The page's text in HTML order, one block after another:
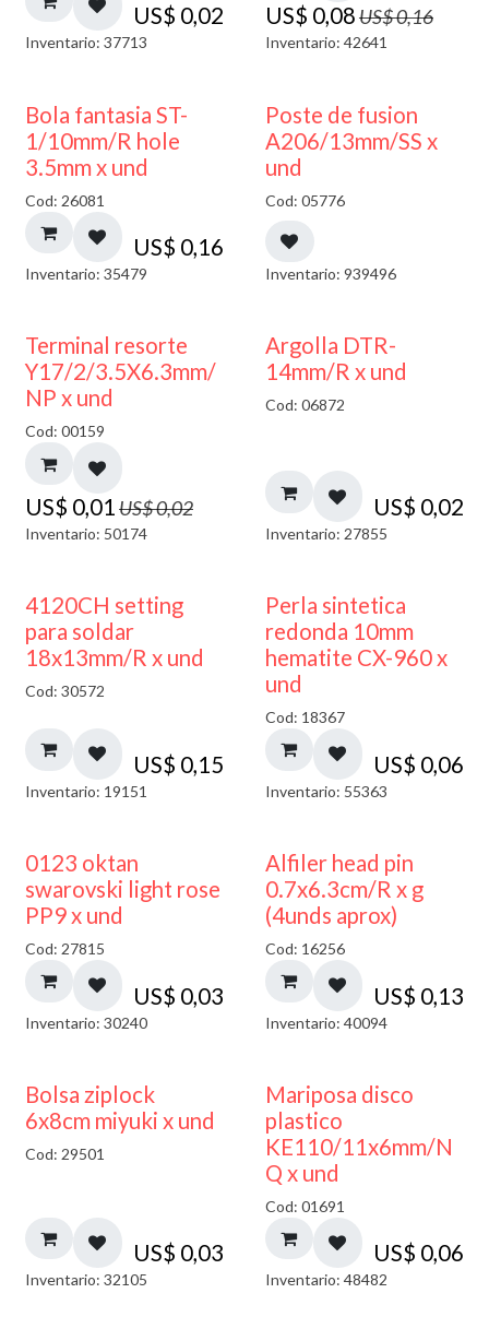
US$ 0,02
Inventario: 37713
US$ 0,08US$0,16
Inventario: 42641
Bola fantasia ST-
1/10mm/R hole
3.5mm x und
Cod: 26081
US$ 0,16
Inventario: 35479
Poste de fusion
A206/13mm/SS x
und
Cod: 05776
Inventario: 939496
50% DESCUENTO
Terminal resorte
Y17/2/3.5X6.3mm/
NP x und
Cod: 00159
US$ 0,01 US$0,02
Inventario: 50174
Argolla DTR-
14mm/R x und
Cod: 06872
US$ 0,02
Inventario: 27855
4120CH setting
para soldar
18x13mm/R x und
Cod: 30572
US$ 0,15
Inventario: 19151
Perla sintetica
redonda 10mm
hematite CX-960 x
und
Cod: 18367
US$ 0,06
Inventario: 55363
0123 oktan
swarovski light rose
PP9 x und
Cod: 27815
US$ 0,03
Inventario: 30240
Alfiler head pin
0.7x6.3cm/R x g
(4unds aprox)
Cod: 16256
US$ 0,13
Inventario: 40094
¡NUEVO!
Bolsa ziplock
6x8cm miyuki x und
Cod: 29501
US$ 0,03
Inventario: 32105
Mariposa disco
plastico
KE110/11x6mm/N
Q x und
Cod: 01691
US$ 0,06
Inventario: 48482